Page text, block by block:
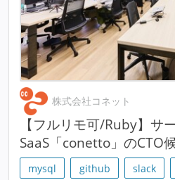
株式会社コネット
【フルリモ可/Ruby】サ
SaaS「conetto」のCTO
mysql github slack